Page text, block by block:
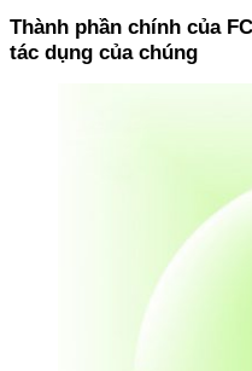
Thành phần chính của
tác dụng của chúng